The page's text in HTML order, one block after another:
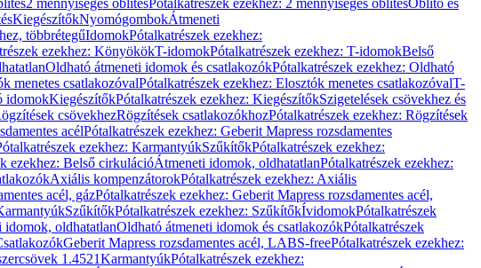
2 mennyiséges öblítésPótalkatrészek ezekhez: 2 mennyiséges öblítésÖblítő és
KiegészítőkNyomógombokÁtmeneti
többrétegűIdomokPótalkatrészek ezekhez:
ezekhez: KönyökökT-idomokPótalkatrészek ezekhez: T-idomokBelső
Oldható átmeneti idomok és csatlakozókPótalkatrészek ezekhez: Oldható
menetes csatlakozóvalPótalkatrészek ezekhez: Elosztók menetes csatlakozóvalT-
idomokKiegészítőkPótalkatrészek ezekhez: KiegészítőkSzigetelések csövekhez és
csövekhezRögzítések csatlakozókhozPótalkatrészek ezekhez: Rögzítések
acélPótalkatrészek ezekhez: Geberit Mapress rozsdamentes
ezekhez: KarmantyúkSzűkítőkPótalkatrészek ezekhez:
ezekhez: Belső cirkulációÁtmeneti idomok, oldhatatlanPótalkatrészek ezekhez:
Axiális kompenzátorokPótalkatrészek ezekhez: Axiális
acél, gázPótalkatrészek ezekhez: Geberit Mapress rozsdamentes acél,
SzűkítőkPótalkatrészek ezekhez: SzűkítőkÍvidomokPótalkatrészek
idomok, oldhatatlanOldható átmeneti idomok és csatlakozókPótalkatrészek
Geberit Mapress rozsdamentes acél, LABS-freePótalkatrészek ezekhez:
1.4521KarmantyúkPótalkatrészek ezekhez: